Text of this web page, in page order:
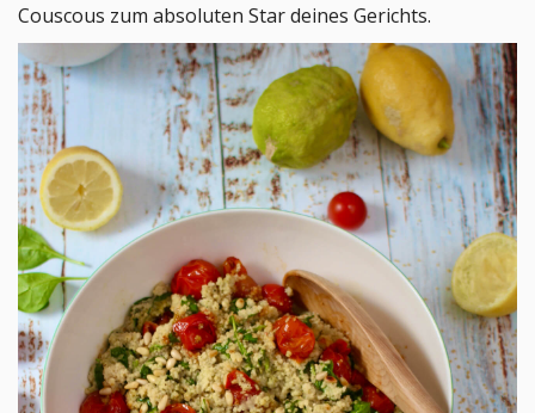
Couscous zum absoluten Star deines Gerichts.